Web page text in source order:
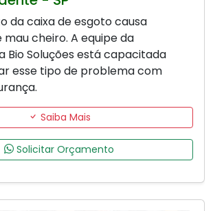
da caixa de esgoto causa
cheiro. A equipe da
Bio Soluções está capacitada
esse tipo de problema com
Saiba Mais
Solicitar Orçamento